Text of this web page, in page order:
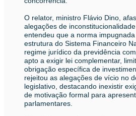
O relator, ministro Flávio Dino,
alegações de
entendeu que a norma
estrutura do Sistema Financeiro
regime jurídico da previdência
apto a exigir lei complementar,
obrigação específica de
rejeitou as alegações de vício no
legislativo, destacando inexistir
de motivação formal para
parlamentares.